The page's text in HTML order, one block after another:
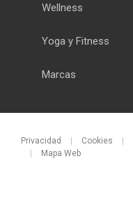
Wellness
Yoga y Fitness
Marcas
Privacidad | Cookies |
|
Mapa Web